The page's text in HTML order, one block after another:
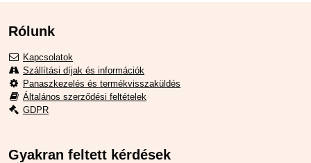
Rólunk
Kapcsolatok
Szállítási díjak és információk
Panaszkezelés és termékvisszaküldés
Általános szerződési feltételek
GDPR
Gyakran feltett kérdések